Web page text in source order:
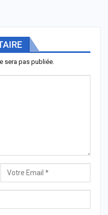
sera pas publiée.